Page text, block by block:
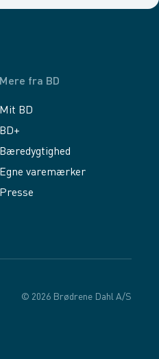
Mere fra BD
Mit BD
BD+
Bæredygtighed
Egne varemærker
Presse
© 2026 Brødrene Dahl A/S